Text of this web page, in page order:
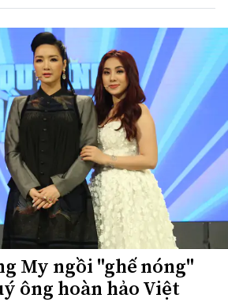
My ngồi "ghế nóng"
ông hoàn hảo Việt